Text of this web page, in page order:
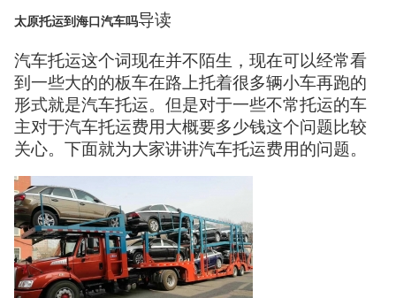
太原托运到海口汽车吗导读
汽车托运这个词现在并不陌生，现在可以经常看
到一些大的的板车在路上托着很多辆小车再跑的
形式就是汽车托运。但是对于一些不常托运的车
主对于汽车托运费用大概要多少钱这个问题比较
关心。下面就为大家讲讲汽车托运费用的问题。